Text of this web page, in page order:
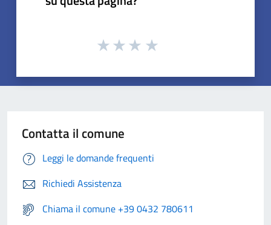
Contatta il comune
Leggi le domande frequenti
Richiedi Assistenza
Chiama il comune +39 0432 780611